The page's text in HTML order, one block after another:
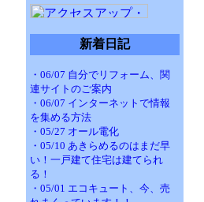
新着日記
・06/07 自分でリフォーム、関
連サイトのご案内
・06/07 インターネットで情報
を集める方法
・05/27 オール電化
・05/10 あきらめるのはまだ早
い！一戸建て住宅は建てられ
る！
・05/01 エコキュート、今、売